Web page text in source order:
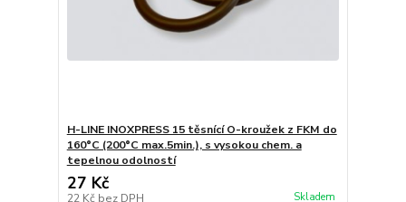
H-LINE INOXPRESS 15 těsnící O-kroužek z FKM do
160°C (200°C max.5min.), s vysokou chem. a
tepelnou odolností
27 Kč
22 Kč bez DPH Skladem